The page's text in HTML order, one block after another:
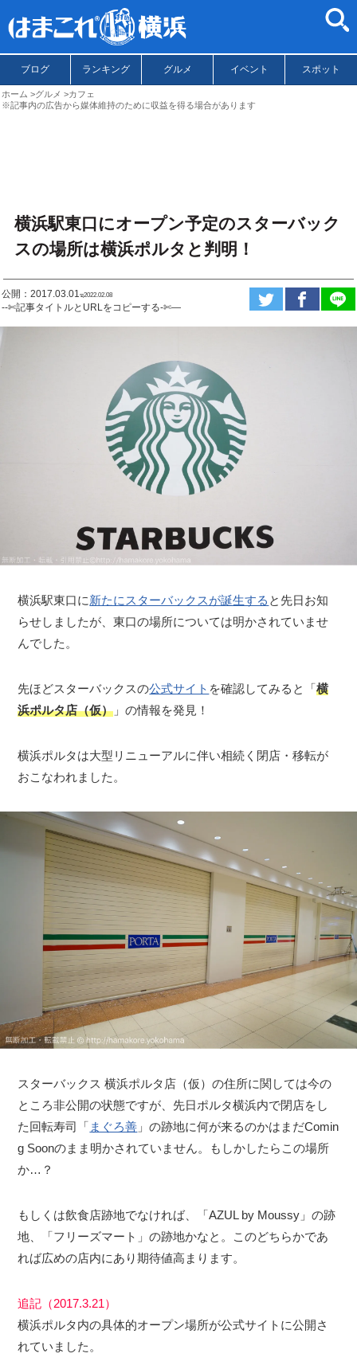
ブログ ランキング グルメ イベント スポット
ホーム グルメ
カフェ
※記事内の広告から媒体維持のために収益を得る場合があります
横浜駅東口にオープン予定のスターバック
スの場所は横浜ポルタと判明！
公開：2017.03.01ಇ2022.02.08
--✄記事タイトルとURLをコピーする-✄—
横浜駅東口に新たにスターバックスが誕生する と先日お知
らせしましたが、東口の場所については明かされていませ
んでした。
先ほどスターバックスの公式サイト を確認してみると「横
浜ポルタ店（仮） 」の情報を発見！
横浜ポルタは大型リニューアルに伴い相続く閉店・移転が
おこなわれました。
スターバックス 横浜ポルタ店（仮）の住所に関しては今の
ところ非公開の状態ですが、先日ポルタ横浜内で閉店をし
た回転寿司「 まぐろ善 」の跡地に何が来るのかはまだComin
g Soonのまま明かされていません。もしかしたらこの場所
か…？
もしくは飲食店跡地でなければ、「AZUL by Moussy」の跡
地、「フリーズマート」の跡地かなと。このどちらかであ
れば広めの店内にあり期待値高まります。
追記（2017.3.21）
横浜ポルタ内の具体的オープン場所が公式サイトに公開さ
れていました。